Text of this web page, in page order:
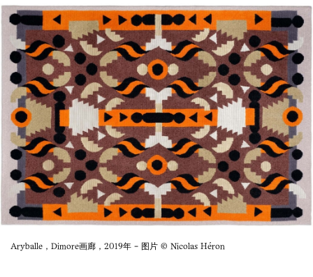
Aryballe，Dimore画廊，2019年 - 图片 © Nicolas Héron